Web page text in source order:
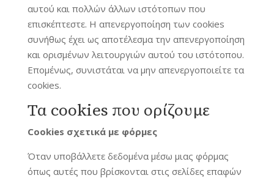
αυτού και πολλών άλλων ιστότοπων που
επισκέπτεστε. Η απενεργοποίηση των cookies
συνήθως έχει ως αποτέλεσμα την απενεργοποίηση
και ορισμένων λειτουργιών αυτού του ιστότοπου.
Επομένως, συνιστάται να μην απενεργοποιείτε τα
cookies.
Τα cookies που ορίζουμε
Cookies σχετικά με φόρμες
Όταν υποβάλλετε δεδομένα μέσω μιας φόρμας
όπως αυτές που βρίσκονται στις σελίδες επαφών